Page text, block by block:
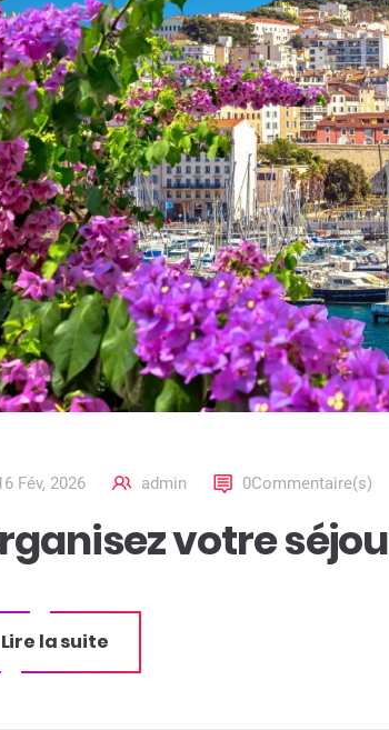
Fév, 2026 admin 0Commentaire(s)
votre
Lire la suite
votre séjour